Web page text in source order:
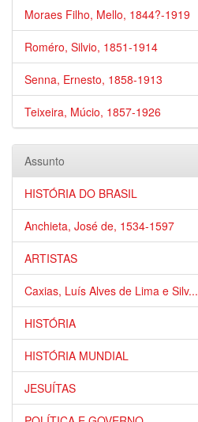
Moraes Filho, Mello, 1844?-1919
Roméro, Silvio, 1851-1914
Senna, Ernesto, 1858-1913
Teixeira, Múcio, 1857-1926
Assunto
HISTÓRIA DO BRASIL
Anchieta, José de, 1534-1597
ARTISTAS
Caxias, Luís Alves de Lima e Silv...
HISTÓRIA
HISTÓRIA MUNDIAL
JESUÍTAS